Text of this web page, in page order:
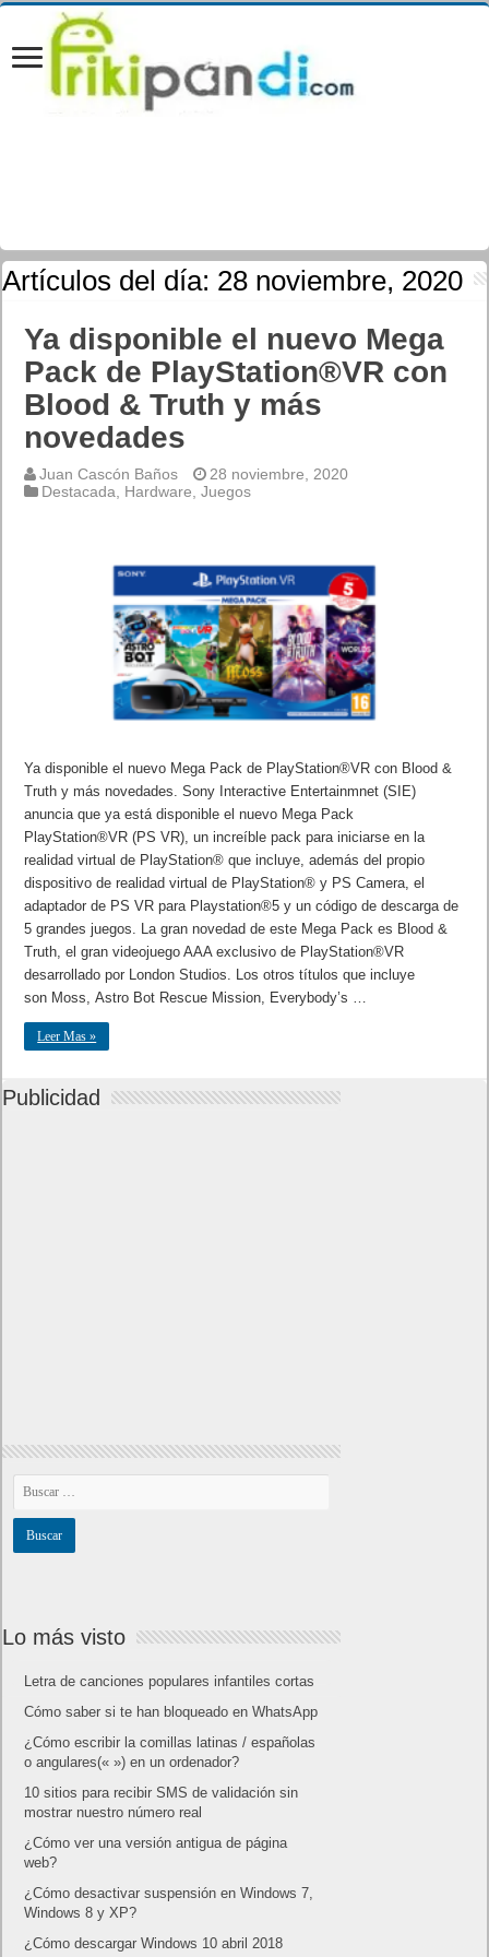
Artículos del día: 28 noviembre, 2020
Ya disponible el nuevo Mega
Pack de PlayStation®VR con
Blood & Truth y más
novedades
Juan Cascón Baños
28 noviembre, 2020
Destacada
Hardware ,Juegos
Ya disponible el nuevo Mega Pack de PlayStation®VR con Blood &
Truth y más novedades. Sony Interactive Entertainmnet (SIE)
anuncia que ya está disponible el nuevo Mega Pack
PlayStation®VR (PS VR), un increíble pack para iniciarse en la
realidad virtual de PlayStation® que incluye, además del propio
dispositivo de realidad virtual de PlayStation® y PS Camera, el
adaptador de PS VR para Playstation®5 y un código de descarga de
5 grandes juegos. La gran novedad de este Mega Pack es Blood &
Truth, el gran videojuego AAA exclusivo de PlayStation®VR
desarrollado por London Studios. Los otros títulos que incluye
son Moss, Astro Bot Rescue Mission, Everybody’s …
Leer Mas »
Publicidad
Lo más visto
Letra de canciones populares infantiles cortas
Cómo saber si te han bloqueado en WhatsApp
¿Cómo escribir la comillas latinas / españolas
o angulares(« ») en un ordenador?
10 sitios para recibir SMS de validación sin
mostrar nuestro número real
¿Cómo ver una versión antigua de página
web?
¿Cómo desactivar suspensión en Windows 7,
Windows 8 y XP?
¿Cómo descargar Windows 10 abril 2018